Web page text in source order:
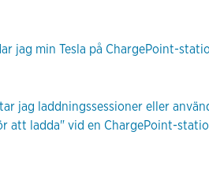
jag min Tesla på ChargePoint-
jag laddningssessioner eller
att ladda" vid en ChargePoint-